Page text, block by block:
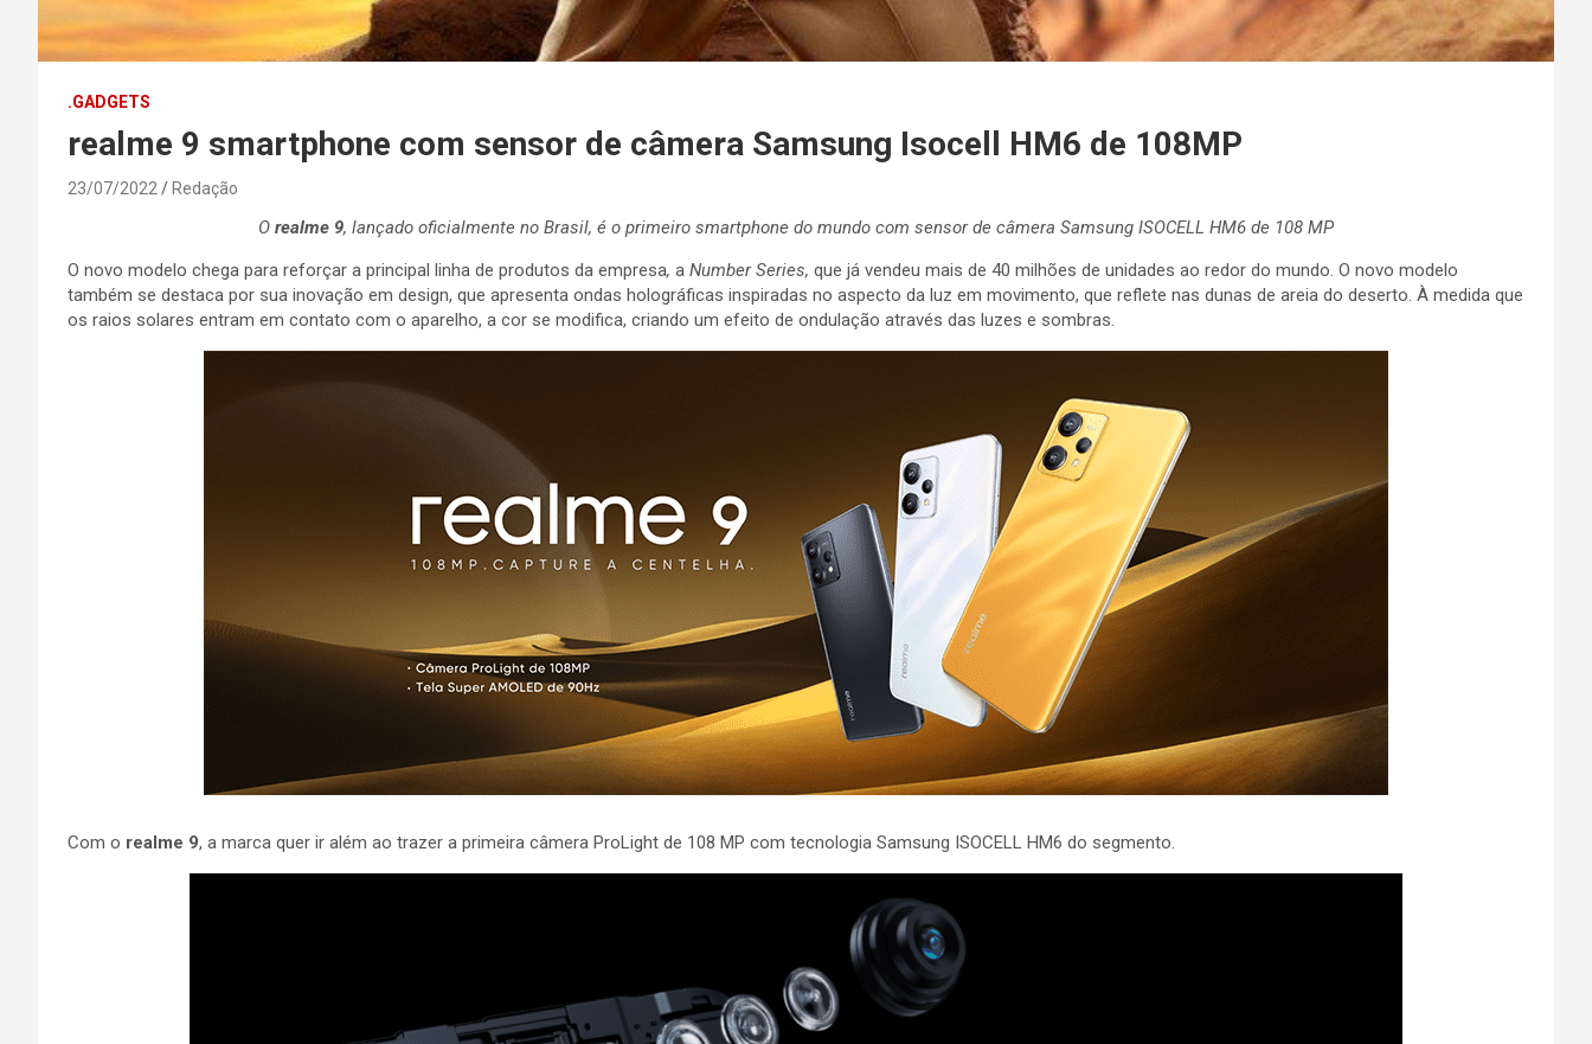
.GADGETS
realme 9 smartphone com sensor de câmera Samsung Isocell HM6 de 108MP
23/07/2022 Redação
O realme 9, lançado oficialmente no Brasil, é o primeiro smartphone do mundo com sensor de câmera Samsung ISOCELL HM6 de 108 MP
O novo modelo chega para reforçar a principal linha de produtos da empresa, a Number Series, que já vendeu mais de 40 milhões de unidades ao redor do mundo. O novo modelo
também se destaca por sua inovação em design, que apresenta ondas holográficas inspiradas no aspecto da luz em movimento, que reflete nas dunas de areia do deserto. À medida que
os raios solares entram em contato com o aparelho, a cor se modifica, criando um efeito de ondulação através das luzes e sombras.
Com o realme 9, a marca quer ir além ao trazer a primeira câmera ProLight de 108 MP com tecnologia Samsung ISOCELL HM6 do segmento.